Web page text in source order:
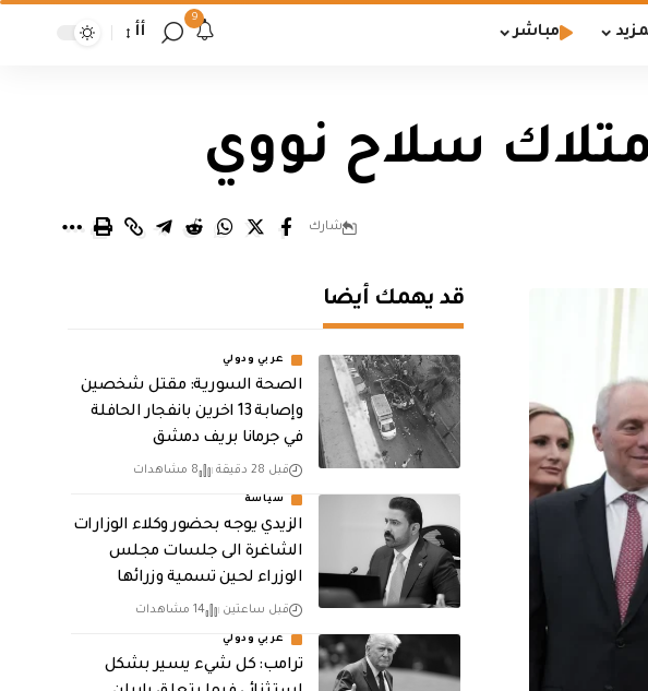
مباشر
9
أأ
سلاح نووي
شارك
قد يهمك أيضا
عربي ودولي
الصحة السورية: مقتل شخصين
وإصابة 13 اخرين بانفجار الحافلة
في جرمانا بريف دمشق
قبل 28 دقيقة 8 مشاهدات
سياسة
الزيدي يوجه بحضور وكلاء الوزارات
الشاغرة الى جلسات مجلس
الوزراء لحين تسمية وزرائها
قبل ساعتين 14 مشاهدات
عربي ودولي
ترامب: كل شيء يسير بشكل